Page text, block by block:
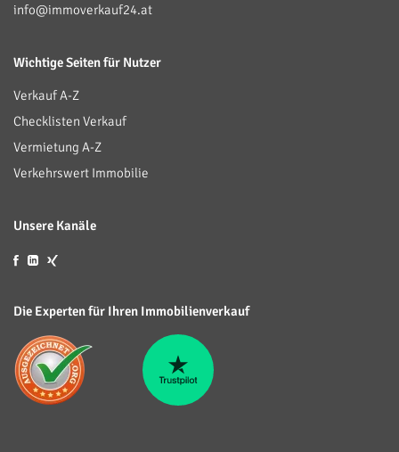
info@immoverkauf24.at
Wichtige Seiten für Nutzer
Verkauf A-Z
Checklisten Verkauf
Vermietung A-Z
Verkehrswert Immobilie
Unsere Kanäle
Die Experten für Ihren Immobilienverkauf